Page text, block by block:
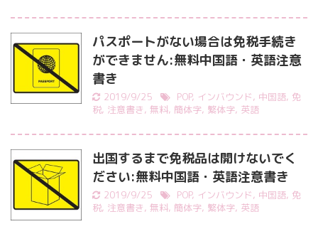
パスポートがない場合は免税手続き
ができません:無料中国語・英語注意
書き
2019/9/25 POP, インバウンド, 中国語, 免
税, 注意書き, 無料, 簡体字, 繁体字, 英語
出国するまで免税品は開けないでく
ださい:無料中国語・英語注意書き
2019/9/25 POP, インバウンド, 中国語, 免
税, 注意書き, 無料, 簡体字, 繁体字, 英語